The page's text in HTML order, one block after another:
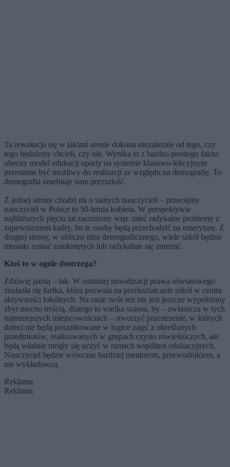
Ta rewolucja się w jakimś sensie dokona niezależnie od tego, czy
tego będziemy chcieli, czy nie. Wynika to z bardzo prostego faktu:
obecny model edukacji oparty na systemie klasowo-lekcyjnym
przestanie być możliwy do realizacji ze względu na demografię. To
demografia umebluje nam przyszłość.
Z jednej strony chodzi mi o samych nauczycieli – przeciętny
nauczyciel w Polsce to 50-letnia kobieta. W perspektywie
najbliższych pięciu lat zaczniemy więc mieć radykalne problemy z
zapewnieniem kadry, bo te osoby będą przechodzić na emeryturę. Z
drugiej strony, w obliczu niżu demograficznego, wiele szkół będzie
musiało zostać zamkniętych lub radykalnie się zmienić.
Ktoś to w ogóle dostrzega?
Zdziwię panią – tak. W ostatniej nowelizacji prawa oświatowego
znalazła się furtka, która pozwala na przekształcanie szkół w centra
aktywności lokalnych. Na razie twór ten nie jest jeszcze wypełniony
zbyt mocno treścią, dlatego to wielka szansa, by – zwłaszcza w tych
najmniejszych miejscowościach – stworzyć przestrzenie, w których
dzieci nie będą poszatkowane w logice zajęć z określonych
przedmiotów, realizowanych w grupach czysto rówieśniczych, ale
będą właśnie mogły się uczyć w ramach wspólnot edukacyjnych.
Nauczyciel będzie wówczas bardziej mentorem, przewodnikiem, a
nie wykładowcą.
Reklama
Reklama